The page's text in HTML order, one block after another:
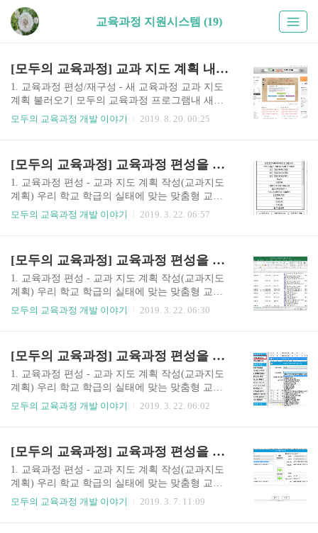
교육과정 지원시스템 (19)
[모두의 교육과정] 교과 지도 계획 내용 불러오기
1. 교육과정 편성/재구성 - 새 교육과정 교과 지도
계획 불러오기 모두의 교육과정 프로그램내 새로
운 교과지도계획 내용을 추가는 방법에 대해 알아
도 2학기 교과지도계획"파일을 다운로드 합니다.
나. 다운로드 받은 파일의 압축을 바탕화면에 풉니
다. 다. 압축푼 파일을 살펴보면 국정과 검정풀더로
파일이 구분되어 있는 것을 볼 수 있습니다. 라. 모
두의 교육과정 프로그램을 실행하여 교과지도계획
불러오기 - 엑셀 파일불러오기 선택합니다. 사. 기
존 내용이 있을 경우 ..
모두의 교육과정 개발 이야기 2019. 8. 20. 00:25
[모두의 교육과정] 교육과정 편성을 위한 교과 지도 계획 재구성(범교과 관련 내용 재구성)
1. 교육과정 편성 - 교과 지도 계획 작성(교과지도
계획) 우리 학교 학급의 실태에 맞는 맞춤형 교육
과정을 편성하는 방법에 대해 안내드리고자 합니
선택] - [차시통합]교과 및 창의적 체험활동의 교과
지도계획에서 범교과 관련 설정 및 연구학교운영,
학급특색교육 등특정 주제 또는 내용에 대해 관련
영역을 설정하거나 특기사항을 입력할 수 있습니
다. [범교과 관련 영역 관리] ❶ [교육과정 편성]-
를 클릭합니다. ❸ [범교과 영역 관리]에서 새 영역
추가 / ..
모두의 교육과정 개발 이야기 2019. 3. 22. 06:57
[모두의 교육과정] 교육과정 편성을 위한 교과 지도 계획 재구성(통합 교과지도계획 작성)
1. 교육과정 편성 - 교과 지도 계획 작성(교과지도
계획) 우리 학교 학급의 실태에 맞는 맞춤형 교육
과정을 편성하는 방법에 대해 안내드리고자 합니
처리모듈] 선택모두의 교육과정에서는 통합교과를
바른 생활, 슬기로운 생활, 즐거운 생활로 개별 처
리하고 있습니다. 따라서 연간시간표 작성시 일반
과목처럼 시수를 배정할 수 있어서 편리한 반면에
교과지도계획에서는 내용이 분리되어 다소 불편할
거운 생활이통합된 상태로 교과 순서 조정 및 내용
수정 등의 작업을 하실 수 있..
모두의 교육과정 개발 이야기 2019. 3. 22. 06:30
[모두의 교육과정] 교육과정 편성을 위한 교과 지도 계획 재구성(학년군 단원별 내용추가)
1. 교육과정 편성 - 교과 지도 계획 작성(교과지도
계획) 우리 학교 학급의 실태에 맞는 맞춤형 교육
과정을 편성하는 방법에 대해 안내드리고자 합니
과] 선택 - [학년군 단원별 내용추가]교육과정 개정
에 따른 이행조치시 학년군 단원내 교과지도계획
을 한번에 추가/삽입할 수 있어편리하게 사용할 수
있습니다. [학년군 단원별 내용 추가] ❶ 학년군 단
원별 추가 버튼을 클릭합니다. ❷ 학년군 단원별 내
모두의 교육과정 개발 이야기 2019. 3. 22. 06:02
[모두의 교육과정] 교육과정 편성을 위한 교과 지도 계획 재구성(차시 통합)
1. 교육과정 편성 - 교과 지도 계획 작성(교과지도
계획) 우리 학교 학급의 실태에 맞는 맞춤형 교육
과정을 편성하는 방법에 대해 안내드리고자 합니
모두의 교육과정 개발 이야기 2019. 3. 7. 11:09